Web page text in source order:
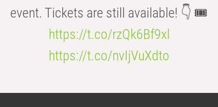
event. Tickets are still available! 👇 🎟️
https://t.co/rzQk6Bf9xl
https://t.co/nvIjVuXdto